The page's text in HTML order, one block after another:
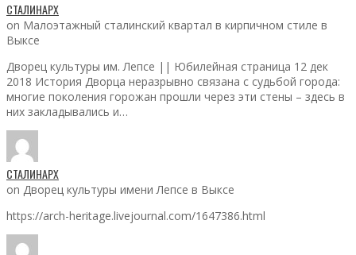
СТАЛИНАРХ
on Малоэтажный сталинский квартал в кирпичном стиле в
Выксе
Дворец культуры им. Лепсе || Юбилейная страница 12 дек
2018 История Дворца неразрывно связана с судьбой города:
многие поколения горожан прошли через эти стены – здесь в
них закладывались и…
СТАЛИНАРХ
on Дворец культуры имени Лепсе в Выксе
https://arch-heritage.livejournal.com/1647386.html